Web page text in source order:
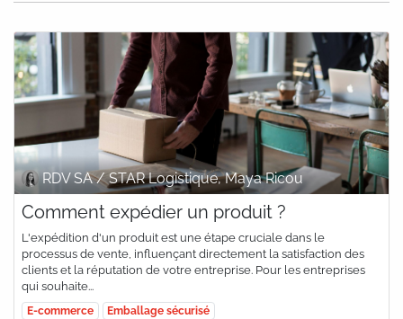
RDV SA / STAR Logistique, Maya Ricou
Comment expédier un produit ?
L'expédition d'un produit est une étape cruciale dans le
processus de vente, influençant directement la satisfaction des
clients et la réputation de votre entreprise. Pour les entreprises
qui souhaite...
E-commerce
Emballage sécurisé